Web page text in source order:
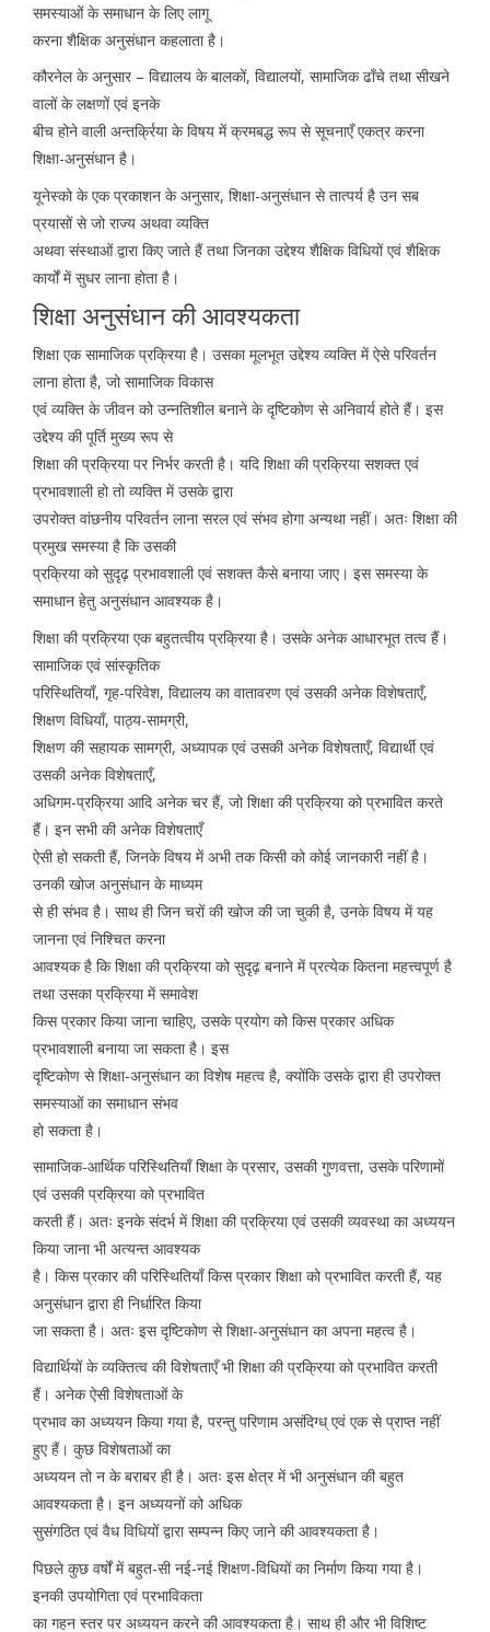
समस्याओं के समाधान के लिए लागू
करना शैक्षिक अनुसंधान कहलाता है।
कौरनेल के अनुसार – विद्यालय के बालकों, विद्यालयों, सामाजिक ढाँचे तथा सीखने
वालों के लक्षणों एवं इनके
बीच होने वाली अन्तर्क्रिया के विषय में क्रमबद्ध रूप से सूचनाएँ एकत्र करना
शिक्षा-अनुसंधान है।
यूनेस्को के एक प्रकाशन के अनुसार, शिक्षा-अनुसंधान से तात्पर्य है उन सब
प्रयासों से जो राज्य अथवा व्यक्ति
अथवा संस्थाओं द्वारा किए जाते हैं तथा जिनका उद्देश्य शैक्षिक विधियों एवं शैक्षिक
कार्यों में सुधर लाना होता है।
शिक्षा अनुसंधान की आवश्यकता
शिक्षा एक सामाजिक प्रक्रिया है। उसका मूलभूत उद्देश्य व्यक्ति में ऐसे परिवर्तन
लाना होता है, जो सामाजिक विकास
एवं व्यक्ति के जीवन को उन्नतिशील बनाने के दृष्टिकोण से अनिवार्य होते हैं। इस
उद्देश्य की पूर्ति मुख्य रूप से
शिक्षा की प्रक्रिया पर निर्भर करती है। यदि शिक्षा की प्रक्रिया सशक्त एवं
प्रभावशाली हो तो व्यक्ति में उसके द्वारा
उपरोक्त वांछनीय परिवर्तन लाना सरल एवं संभव होगा अन्यथा नहीं। अतः शिक्षा की
प्रमुख समस्या है कि उसकी
प्रक्रिया को सुदृढ़ प्रभावशाली एवं सशक्त कैसे बनाया जाए। इस समस्या के
समाधान हेतु अनुसंधान आवश्यक है।
शिक्षा की प्रक्रिया एक बहुतत्वीय प्रक्रिया है। उसके अनेक आधारभूत तत्व हैं।
सामाजिक एवं सांस्कृतिक
परिस्थितियाँ, गृह-परिवेश, विद्यालय का वातावरण एवं उसकी अनेक विशेषताएँ,
शिक्षण विधियाँ, पाठ्य-सामग्री,
शिक्षण की सहायक सामग्री, अध्यापक एवं उसकी अनेक विशेषताएँ, विद्यार्थी एवं
उसकी अनेक विशेषताएँ,
अधिगम-प्रक्रिया आदि अनेक चर हैं, जो शिक्षा की प्रक्रिया को प्रभावित करते
हैं। इन सभी की अनेक विशेषताएँ
ऐसी हो सकती हैं, जिनके विषय में अभी तक किसी को कोई जानकारी नहीं है।
उनकी खोज अनुसंधान के माध्यम
से ही संभव है। साथ ही जिन चरों की खोज की जा चुकी है, उनके विषय में यह
जानना एवं निश्चित करना
आवश्यक है कि शिक्षा की प्रक्रिया को सुदृढ़ बनाने में प्रत्येक कितना महत्त्वपूर्ण है
तथा उसका प्रक्रिया में समावेश
किस प्रकार किया जाना चाहिए, उसके प्रयोग को किस प्रकार अधिक
प्रभावशाली बनाया जा सकता है। इस
दृष्टिकोण से शिक्षा-अनुसंधान का विशेष महत्व है, क्योंकि उसके द्वारा ही उपरोक्त
समस्याओं का समाधान संभव
हो सकता है।
सामाजिक-आर्थिक परिस्थितियाँ शिक्षा के प्रसार, उसकी गुणवत्ता, उसके परिणामों
एवं उसकी प्रक्रिया को प्रभावित
करती हैं। अतः इनके संदर्भ में शिक्षा की प्रक्रिया एवं उसकी व्यवस्था का अध्ययन
किया जाना भी अत्यन्त आवश्यक
है। किस प्रकार की परिस्थितियाँ किस प्रकार शिक्षा को प्रभावित करती हैं, यह
अनुसंधान द्वारा ही निर्धारित किया
जा सकता है। अतः इस दृष्टिकोण से शिक्षा-अनुसंधान का अपना महत्व है।
विद्यार्थियों के व्यक्तित्व की विशेषताएँ भी शिक्षा की प्रक्रिया को प्रभावित करती
हैं। अनेक ऐसी विशेषताओं के
प्रभाव का अध्ययन किया गया है, परन्तु परिणाम असंदिग्ध् एवं एक से प्राप्त नहीं
हुए हैं। कुछ विशेषताओं का
अध्ययन तो न के बराबर ही है। अतः इस क्षेत्र में भी अनुसंधान की बहुत
आवश्यकता है। इन अध्ययनों को अधिक
सुसंगठित एवं वैध विधियों द्वारा सम्पन्न किए जाने की आवश्यकता है।
पिछले कुछ वर्षों में बहुत-सी नई-नई शिक्षण-विधियों का निर्माण किया गया है।
इनकी उपयोगिता एवं प्रभाविकता
का गहन स्तर पर अध्ययन करने की आवश्यकता है। साथ ही और भी विशिष्ट